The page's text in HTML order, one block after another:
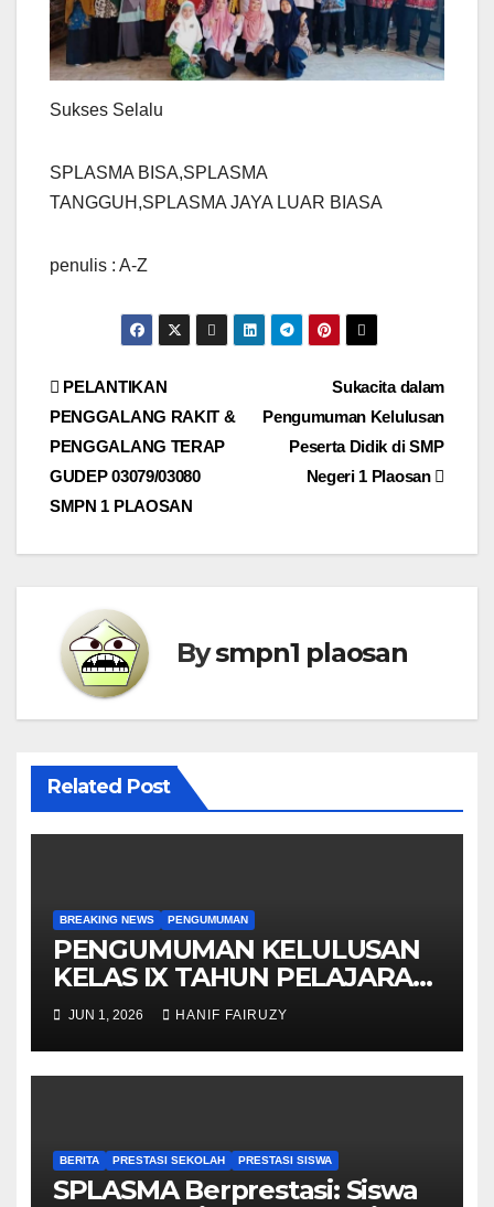
Sukses Selalu
SPLASMA BISA,SPLASMA
TANGGUH,SPLASMA JAYA LUAR BIASA
penulis : A-Z
Navigasi
pos
Sukacita dalam
Pengumuman Kelulusan
Peserta Didik di SMP
Negeri 1 Plaosan
PELANTIKAN
PENGGALANG RAKIT &
PENGGALANG TERAP
GUDEP 03079/03080
SMPN 1 PLAOSAN
Bysmpn1 plaosan
Related Post
BREAKING NEWS PENGUMUMAN
PENGUMUMAN KELULUSAN
KELAS IX TAHUN PELAJARAN
2025/2026
JUN 1, 2026 HANIF FAIRUZY
BERITA PRESTASI SEKOLAH PRESTASI SISWA
SPLASMA Berprestasi: Siswa